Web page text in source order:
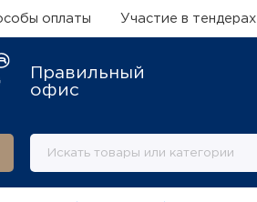
оплаты Участие в тендерах
Правильный
офис